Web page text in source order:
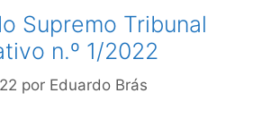
Supremo Tribunal
n.º 1/2022
por Eduardo Brás